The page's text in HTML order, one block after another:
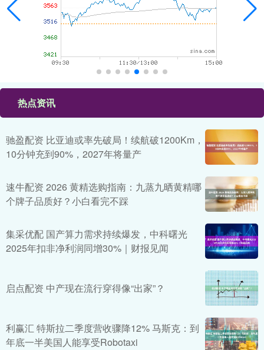
热点资讯
驰盈配资 比亚迪或率先破局！续航破1200Km，
10分钟充到90%，2027年将量产
速牛配资 2026 黄精选购指南：九蒸九晒黄精哪
个牌子品质好？小白看完不踩
集采优配 国产算力需求持续爆发，中科曙光
2025年扣非净利润同增30%｜财报见闻
启点配资 中产现在流行穿得像“出家”？
利赢汇 特斯拉二季度营收骤降12% 马斯克：到
年底一半美国人能享受Robotaxi